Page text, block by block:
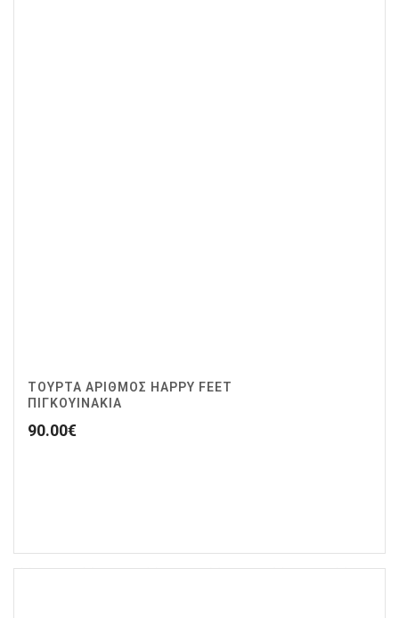
ΤΟΥΡΤΑ ΑΡΙΘΜΟΣ HAPPY FEET
ΠΙΓΚΟΥΙΝΑΚΙΑ
90.00€